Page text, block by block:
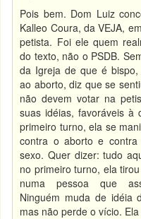
Pois bem. Dom Luiz
Kalleo Coura, da VEJA,
petista. Foi ele quem
do texto, não o PSDB.
da Igreja de que é
ao aborto, diz que se
não devem votar na
suas idéias, favoráveis à
primeiro turno, ela se
contra o aborto e
sexo. Quer dizer: tudo
no primeiro turno, ela
numa pessoa que
Ninguém muda de idéia
mas não perde o vício.